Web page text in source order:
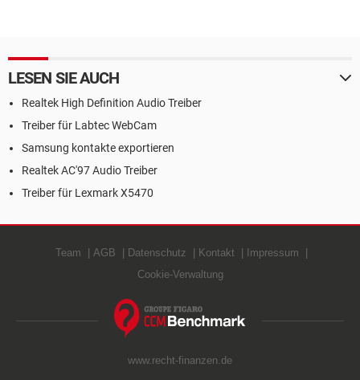
LESEN SIE AUCH
Realtek High Definition Audio Treiber
Treiber für Labtec WebCam
Samsung kontakte exportieren
Realtek AC'97 Audio Treiber
Treiber für Lexmark X5470
Team AGB Datenschutz Kontakt
Impressum
Cookie-Verwaltung
www.recht-finanzen.de